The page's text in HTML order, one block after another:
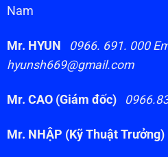
Nam
Mr. HYUN
0966. 691. 000
hyunsh669@gmail.com
Mr. CAO (Giám đốc)
Mr. NHẬP (Kỹ Thuật Trưởng)